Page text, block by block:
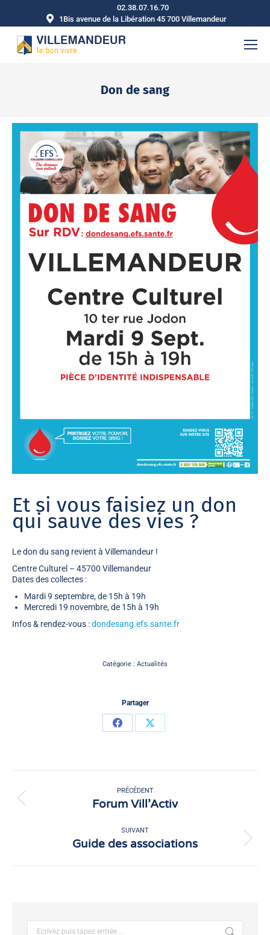
02.38.07.16.70
1Bis avenue de la Libération 45 700 Villemandeur
Don de sang
Et si vous faisiez un don
qui sauve des vies ?
Le don du sang revient à Villemandeur !
Centre Culturel – 45700 Villemandeur
Dates des collectes :
Mardi 9 septembre, de 15h à 19h
Mercredi 19 novembre, de 15h à 19h
Infos & rendez-vous :dondesang.efs.sante.fr
Catégorie : Actualités
Partager
PartagerPartager
article
PRÉCÉDENT
Article
Forum Vill’Activ
SUIVANT
Article
Guide des associations